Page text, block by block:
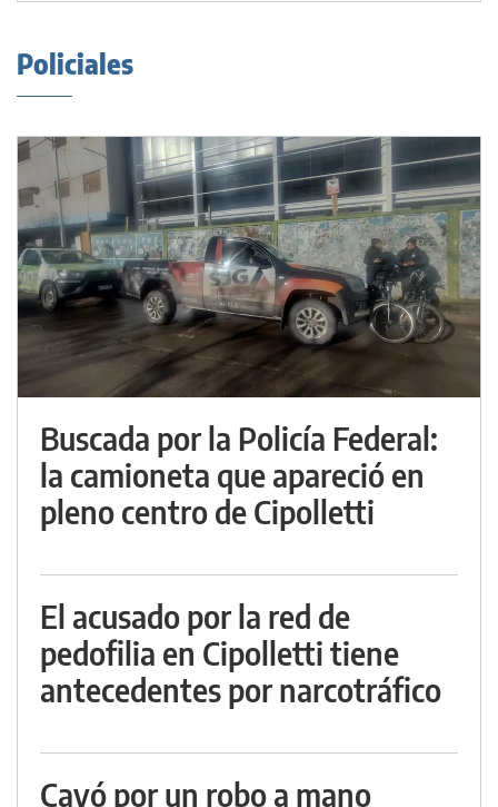
Policiales
Buscada por la Policía Federal:
la camioneta que apareció en
pleno centro de Cipolletti
El acusado por la red de
pedofilia en Cipolletti tiene
antecedentes por narcotráfico
Cayó por un robo a mano